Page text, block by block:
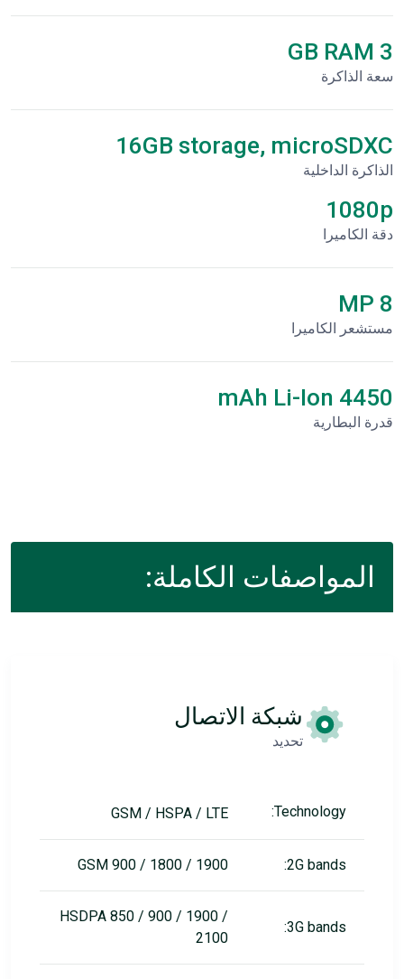
3 GB RAM
سعة الذاكرة
16GB storage, microSDXC
الذاكرة الداخلية
1080p
دقة الكاميرا
8 MP
مستشعر الكاميرا
4450 mAh Li-Ion
قدرة البطارية
المواصفات الكاملة:
شبكة الاتصال
تحديد
Technology:
GSM / HSPA / LTE
2G bands:
GSM 900 / 1800 / 1900
3G bands:
HSDPA 850 / 900 / 1900 /
2100